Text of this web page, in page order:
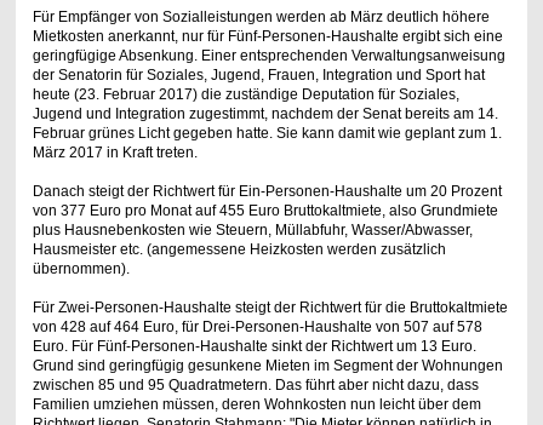
Für Empfänger von Sozialleistungen werden ab März deutlich höhere
Mietkosten anerkannt, nur für Fünf-Personen-Haushalte ergibt sich eine
geringfügige Absenkung. Einer entsprechenden Verwaltungsanweisung
der Senatorin für Soziales, Jugend, Frauen, Integration und Sport hat
heute (23. Februar 2017) die zuständige Deputation für Soziales,
Jugend und Integration zugestimmt, nachdem der Senat bereits am 14.
Februar grünes Licht gegeben hatte. Sie kann damit wie geplant zum 1.
März 2017 in Kraft treten.
Danach steigt der Richtwert für Ein-Personen-Haushalte um 20 Prozent
von 377 Euro pro Monat auf 455 Euro Bruttokaltmiete, also Grundmiete
plus Hausnebenkosten wie Steuern, Müllabfuhr, Wasser/Abwasser,
Hausmeister etc. (angemessene Heizkosten werden zusätzlich
übernommen).
Für Zwei-Personen-Haushalte steigt der Richtwert für die Bruttokaltmiete
von 428 auf 464 Euro, für Drei-Personen-Haushalte von 507 auf 578
Euro. Für Fünf-Personen-Haushalte sinkt der Richtwert um 13 Euro.
Grund sind geringfügig gesunkene Mieten im Segment der Wohnungen
zwischen 85 und 95 Quadratmetern. Das führt aber nicht dazu, dass
Familien umziehen müssen, deren Wohnkosten nun leicht über dem